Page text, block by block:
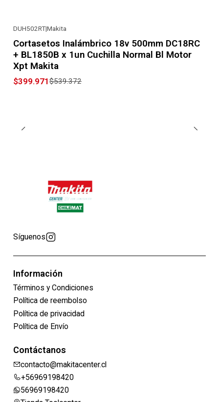
DUH502RT|Makita
Cortasetos Inalámbrico 18v 500mm DC18RC
+ BL1850B x 1un Cuchilla Normal Bl Motor
Xpt Makita
$399.971$539.372
Síguenos
Información
Términos y Condiciones
Política de reembolso
Política de privacidad
Política de Envío
Contáctanos
contacto@makitacenter.cl
+56969198420
56969198420